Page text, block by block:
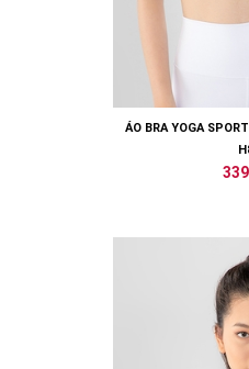
ÁO BRA YOGA